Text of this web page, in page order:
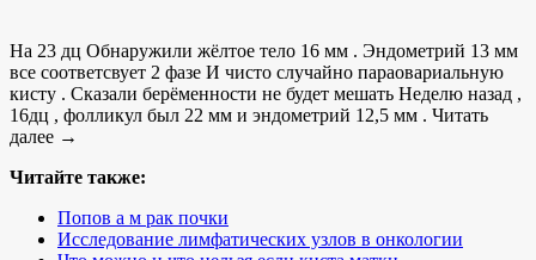
На 23 дц Обнаружили жёлтое тело 16 мм . Эндометрий 13 мм
все соответсвует 2 фазе И чисто случайно параовариальную
кисту . Сказали берёменности не будет мешать Неделю назад ,
16дц , фолликул был 22 мм и эндометрий 12,5 мм . Читать
далее →
Читайте также:
Попов а м рак почки
Исследование лимфатических узлов в онкологии